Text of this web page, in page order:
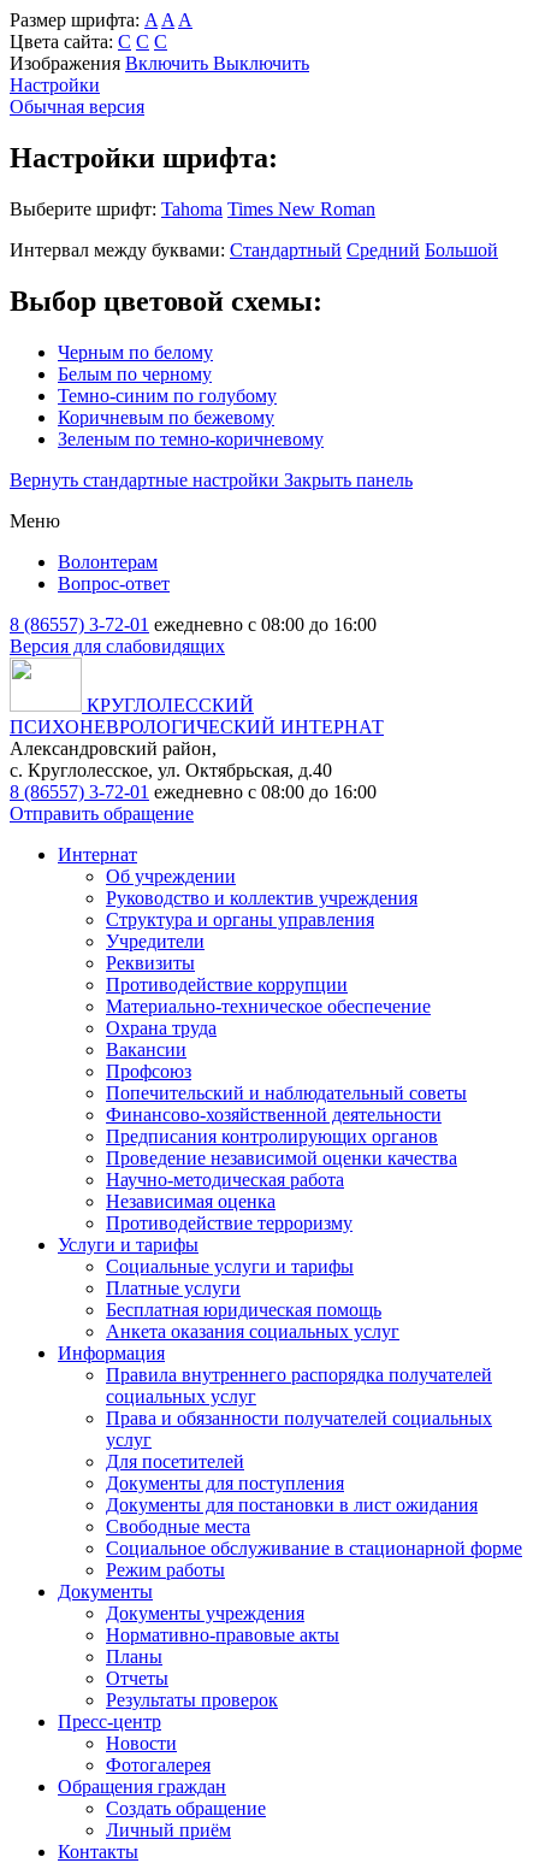
Размер шрифта: A A A
Цвета сайта: С С С
Изображения Включить Выключить
Настройки
Обычная версия
Настройки шрифта:
Выберите шрифт: Tahoma Times New Roman
Интервал между буквами: Стандартный Средний Большой
Выбор цветовой схемы:
Черным по белому
Белым по черному
Темно-синим по голубому
Коричневым по бежевому
Зеленым по темно-коричневому
Вернуть стандартные настройки Закрыть панель
Меню
Волонтерам
Вопрос-ответ
8 (86557) 3-72-01 ежедневно с 08:00 до 16:00
Версия для слабовидящих
КРУГЛОЛЕССКИЙ
ПСИХОНЕВРОЛОГИЧЕСКИЙ ИНТЕРНАТ
Александровский район,
с. Круглолесское, ул. Октябрьская, д.40
8 (86557) 3-72-01 ежедневно с 08:00 до 16:00
Отправить обращение
Интернат
Об учреждении
Руководство и коллектив учреждения
Структура и органы управления
Учредители
Реквизиты
Противодействие коррупции
Материально-техническое обеспечение
Охрана труда
Вакансии
Профсоюз
Попечительский и наблюдательный советы
Финансово-хозяйственной деятельности
Предписания контролирующих органов
Проведение независимой оценки качества
Научно-методическая работа
Независимая оценка
Противодействие терроризму
Услуги и тарифы
Социальные услуги и тарифы
Платные услуги
Бесплатная юридическая помощь
Анкета оказания социальных услуг
Информация
Правила внутреннего распорядка получателей
социальных услуг
Права и обязанности получателей социальных
услуг
Для посетителей
Документы для поступления
Документы для постановки в лист ожидания
Свободные места
Социальное обслуживание в стационарной форме
Режим работы
Документы
Документы учреждения
Нормативно-правовые акты
Планы
Отчеты
Результаты проверок
Пресс-центр
Новости
Фотогалерея
Обращения граждан
Создать обращение
Личный приём
Контакты